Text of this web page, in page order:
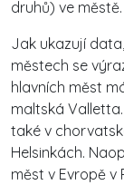
druhů) ve městě.
Jak ukazují
městech se
hlavních měst
maltská
také v
Helsinkách.
měst v Evropě v